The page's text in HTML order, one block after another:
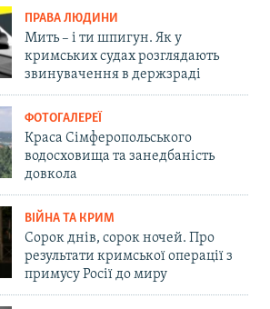
ПРАВА ЛЮДИНИ
Мить – і ти шпигун. Як у
кримських судах розглядають
звинувачення в держзраді
ФОТОГАЛЕРЕЇ
Краса Сімферопольського
водосховища та занедбаність
довкола
ВІЙНА ТА КРИМ
Сорок днів, сорок ночей. Про
результати кримської операції з
примусу Росії до миру